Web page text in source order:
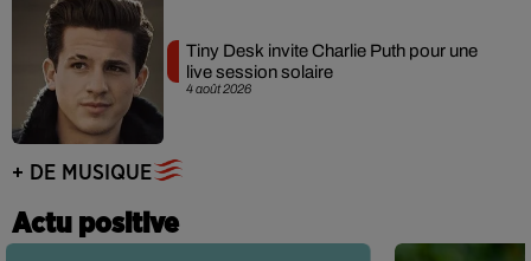
4 août 2026
Tiny Desk invite Charlie Puth pour une
live session solaire
+ DE MUSIQUE
Actu positive